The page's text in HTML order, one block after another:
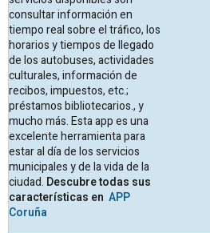
consultar información en
tiempo real sobre el tráfico, los
horarios y tiempos de llegado
de los autobuses, actividades
culturales, información de
recibos, impuestos, etc.;
préstamos bibliotecarios., y
mucho más. Esta app es una
excelente herramienta para
estar al día de los servicios
municipales y de la vida de la
ciudad. Descubre todas sus
características en APP
Coruña